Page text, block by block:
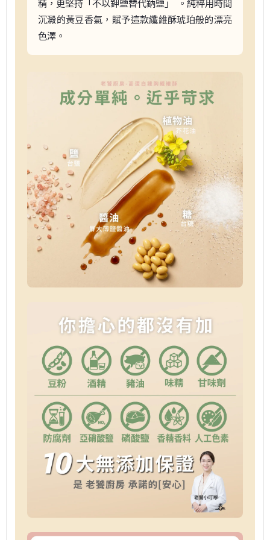
精，更堅持「不以鉀鹽替代鈉鹽」
。純粹用時間
沉澱的黃豆香氣，賦予這款纖維酥琥珀般的漂亮
色澤。